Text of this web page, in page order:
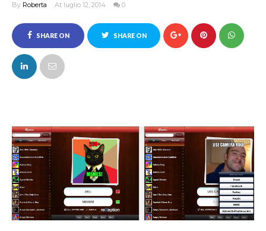
By Roberta At luglio 12, 2014 0
SHARE ON
FACEBOOK
SHARE ON